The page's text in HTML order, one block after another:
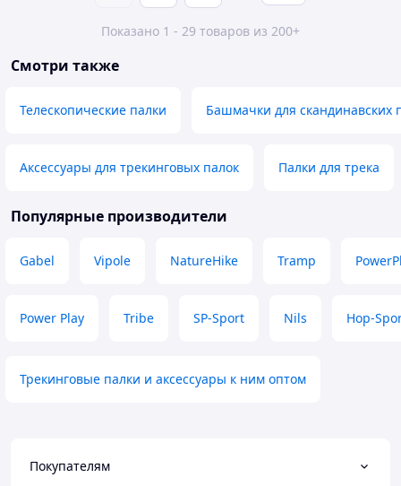
Показано 1 - 29 товаров из 200+
Смотри также
Телескопические палки Башмачки для скандинавских
Аксессуары для трекинговых палок Палки для трека
Популярные производители
Gabel Vipole NatureHike Tramp
Power Play Tribe SP-Sport Nils Hop-
Трекинговые палки и аксессуары к ним оптом
Покупателям